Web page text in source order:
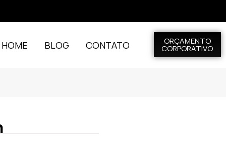
BLOG CONTATO ORÇAMENTO
CORPORATIVO